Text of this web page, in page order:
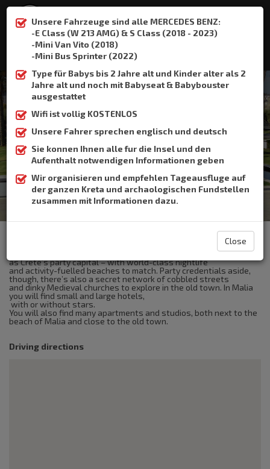
Unsere Fahrzeuge sind alle MERCEDES BENZ:
-E Class (W 213 AMG) & S Class (2018 - 2023)
-Mini Van Vito (2018)
-Mini Bus Sprinter (2022)
Type für Babys bis 2 Jahre alt und Kinder alter als 2
Jahre alt und noch mit Babyseat & Babybouster
ausgestattet
Wifi ist vollig KOSTENLOS
Unsere Fahrer sprechen englisch und deutsch
Sie konnen Ihnen alle fur die Insel und den
Aufenthalt notwendigen Informationen geben
Wir organisieren und empfehlen Tageausfluge auf
der ganzen Kreta und archaologischen Fundstellen
zusammen mit Informationen dazu.
Close
+306932337015
Malia
Home Malia
At first glance Malia is a high-rise, modern town earning its name
as Crete’s party capital – with world-class nightlife
and activity-fuelled beaches to match. Party credentials aside,
though, there’s also a secret network of cobbled streets
and dinky Medieval churches to explore in the old town. In Malia
you will find small and large hotels,
with or without stars.
You will also find many apartments and studios, both next to the
beach of Malia and close to the old town.
Driving directions